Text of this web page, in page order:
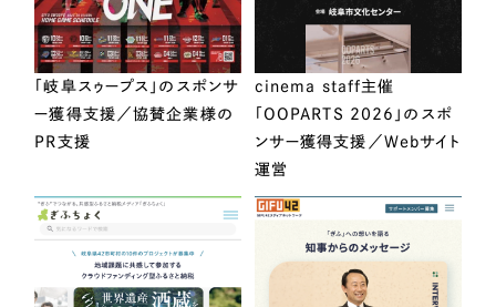
「岐阜スゥープス」のスポンサ
ー獲得支援／協賛企業様の
PR支援
cinema staff主催
「OOPARTS 2026」のスポ
ンサー獲得支援／Webサイト
運営